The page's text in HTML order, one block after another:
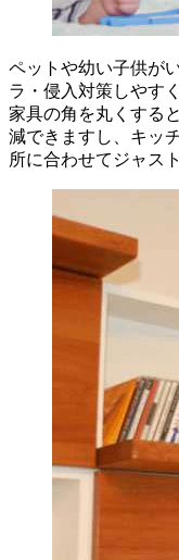
ペットや幼い子供が
ラ・侵入対策しやす
家具の角を丸くする
減できますし、キッ
所に合わせてジャス